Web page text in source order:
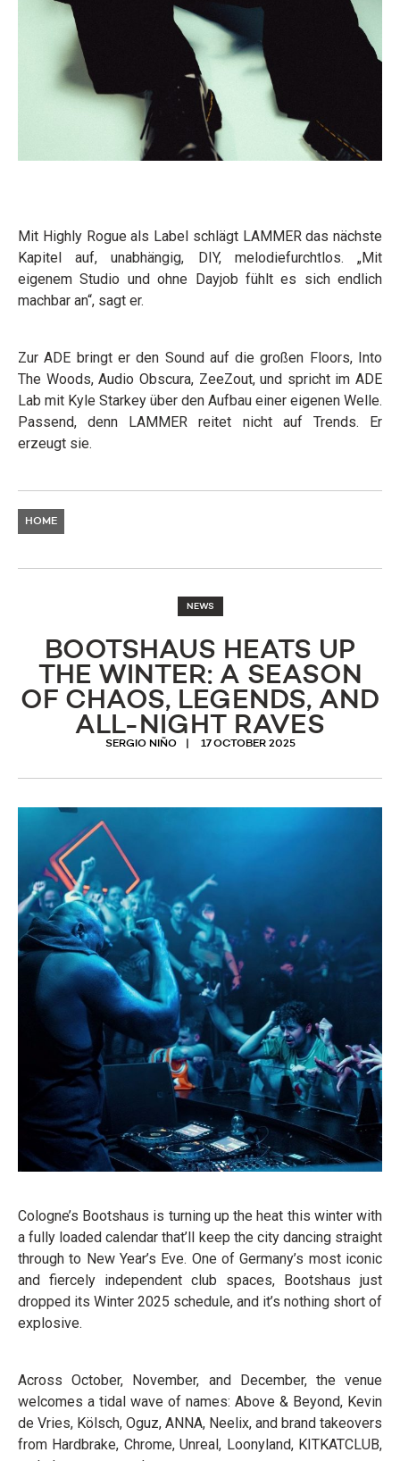
Mit Highly Rogue als Label schlägt LAMMER das nächste
Kapitel auf, unabhängig, DIY, melodiefurchtlos. „Mit
eigenem Studio und ohne Dayjob fühlt es sich endlich
machbar an“, sagt er.
Zur ADE bringt er den Sound auf die großen Floors, Into
The Woods, Audio Obscura, ZeeZout, und spricht im ADE
Lab mit Kyle Starkey über den Aufbau einer eigenen Welle.
Passend, denn LAMMER reitet nicht auf Trends. Er
erzeugt sie.
HOME
NEWS
BOOTSHAUS HEATS UP
THE WINTER: A SEASON
OF CHAOS, LEGENDS, AND
ALL-NIGHT RAVES
SERGIO NIÑO 17 OCTOBER 2025
Cologne’s Bootshaus is turning up the heat this winter with
a fully loaded calendar that’ll keep the city dancing straight
through to New Year’s Eve. One of Germany’s most iconic
and fiercely independent club spaces, Bootshaus just
dropped its Winter 2025 schedule, and it’s nothing short of
explosive.
Across October, November, and December, the venue
welcomes a tidal wave of names: Above & Beyond, Kevin
de Vries, Kölsch, Oguz, ANNA, Neelix, and brand takeovers
from Hardbrake, Chrome, Unreal, Loonyland, KITKATCLUB,